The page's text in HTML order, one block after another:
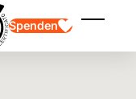
Spenden